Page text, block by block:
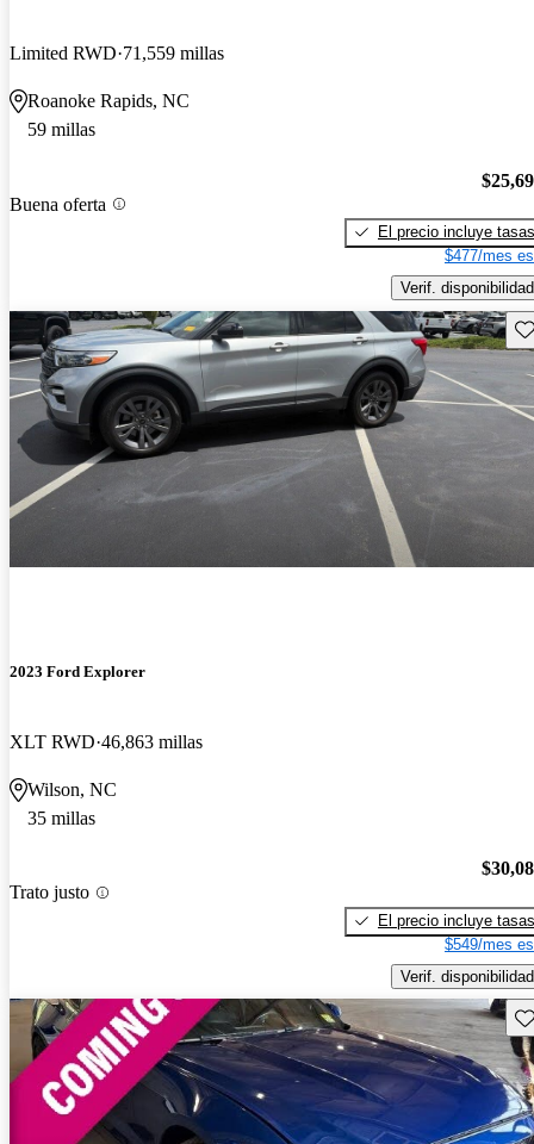
Limited RWD 71,559 millas
Roanoke Rapids, NC
59 millas
Buena oferta
El precio incluye tasas
$477/mes
Verif. disponibilidad
2023 Ford Explorer
XLT RWD 46,863 millas
Wilson, NC
35 millas
Trato justo
El precio incluye tasas
$549/mes
Verif. disponibilidad